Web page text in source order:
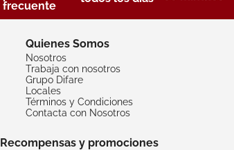
frecuente
Quienes Somos
Nosotros
Trabaja con nosotros
Grupo Difare
Locales
Términos y Condiciones
Contacta con Nosotros
Recompensas y promociones